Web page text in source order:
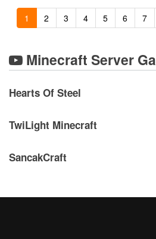
1 2 3 4 5 6 7
Minecraft Server
Hearts Of Steel
TwiLight Minecraft
SancakCraft